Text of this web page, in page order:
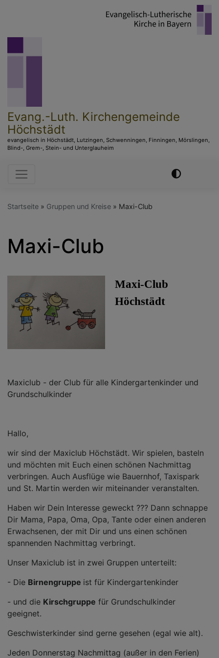
Evang.-Luth. Kirchengemeinde
Höchstädt
evangelisch in Höchstädt, Lutzingen, Schwenningen, Finningen, Mörslingen,
Blind-, Grem-, Stein- und Unterglauheim
Hauptnavigation
Startseite Gruppen und Kreise Maxi-Club
Maxi-Club
Maxi-Club
Höchstädt
Maxiclub - der Club für alle Kindergartenkinder und
Grundschulkinder
Hallo,
wir sind der Maxiclub Höchstädt. Wir spielen, basteln
und möchten mit Euch einen schönen Nachmittag
verbringen. Auch Ausflüge wie Bauernhof, Taxispark
und St. Martin werden wir miteinander veranstalten.
Haben wir Dein Interesse geweckt ??? Dann schnappe
Dir Mama, Papa, Oma, Opa, Tante oder einen anderen
Erwachsenen, der mit Dir und uns einen schönen
spannenden Nachmittag verbringt.
Unser Maxiclub ist in zwei Gruppen unterteilt:
- Die Birnengruppe ist für Kindergartenkinder
- und die Kirschgruppe für Grundschulkinder
geeignet.
Geschwisterkinder sind gerne gesehen (egal wie alt).
Jeden Donnerstag Nachmittag (außer in den Ferien)